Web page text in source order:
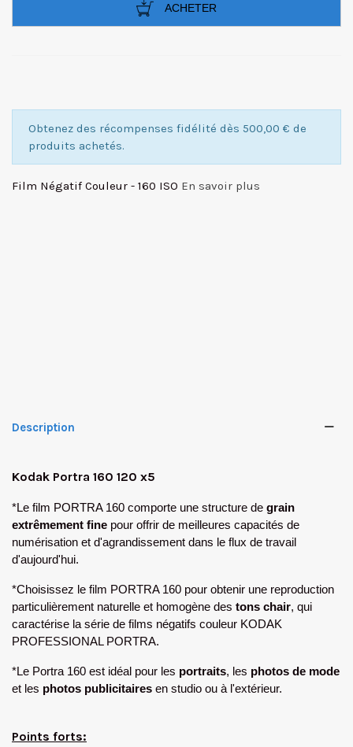
ACHETER
Obtenez des récompenses fidélité dès 500,00 € de
produits achetés.
Film Négatif Couleur - 160 ISO En savoir plus
Description
Kodak Portra 160 120 x5
*Le film PORTRA 160 comporte une structure de grain
extrêmement fine pour offrir de meilleures capacités de
numérisation et d'agrandissement dans le flux de travail
d'aujourd'hui.
*Choisissez le film PORTRA 160 pour obtenir une reproduction
particulièrement naturelle et homogène des tons chair, qui
caractérise la série de films négatifs couleur KODAK
PROFESSIONAL PORTRA.
*Le Portra 160 est idéal pour les portraits, les photos de mode
et les photos publicitaires en studio ou à l'extérieur.
Points forts: